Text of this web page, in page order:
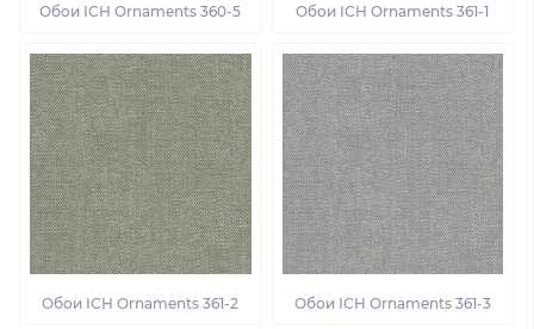
Обои ІСН Ornaments 360-5 Обои ІСН Ornaments 361-1
Обои ІСН Ornaments 361-2 Обои ІСН Ornaments 361-3